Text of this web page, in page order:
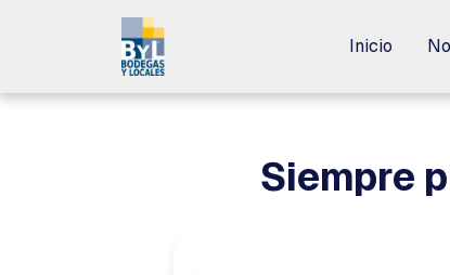
Inicio
Inicio
Siempre